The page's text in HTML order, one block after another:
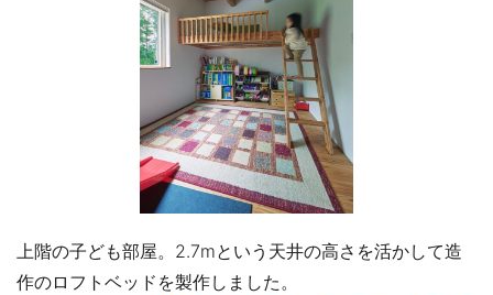
上階の子ども部屋。2.7mという天井の高さを活かして造
作のロフトベッドを製作しました。